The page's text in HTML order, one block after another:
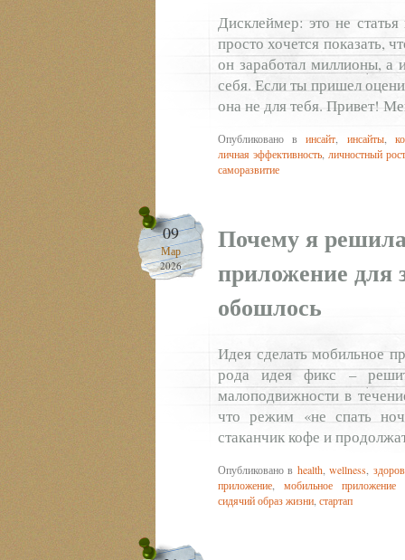
Дисклеймер: это не
просто хочется показать,
он заработал миллионы, а
себя. Если ты пришел
она не для тебя. Привет!
Опубликовано винсайт инсайты,
личная эффективность личностный
саморазвитие
09
Мар
2026
Почему я
приложение для
обошлось
Идея сделать мобильное
рода идея фикс –
малоподвижности в
что режим «не спать
стаканчик кофе и
Опубликовано в health,wellness
приложение
мобильное приложение
сидячий образ жизни стартап